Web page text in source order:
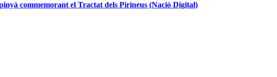
commemorant el Tractat dels Pirineus (Nació Digital)